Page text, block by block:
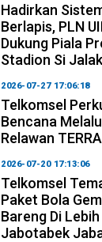
Hadirkan
Berlapis, PLN
Dukung Piala
Stadion Si Jalak
2026-07-27 17:06:18
Telkomsel
Bencana
Relawan TERRA
2026-07-20 17:13:06
Telkomsel
Paket Bola
Bareng Di
Jabotabek